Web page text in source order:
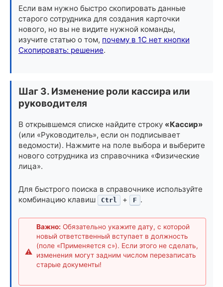
Если вам нужно быстро скопировать данные
старого сотрудника для создания карточки
нового, но вы не видите нужной команды,
изучите статью о том, почему в 1С нет кнопки
Скопировать: решение.
Шаг 3. Изменение роли кассира или
руководителя
В открывшемся списке найдите строку «Кассир»
(или «Руководитель», если он подписывает
ведомости). Нажмите на поле выбора и выберите
нового сотрудника из справочника «Физические
лица».
Для быстрого поиска в справочнике используйте
комбинацию клавиш
Ctrl + F .
Важно: Обязательно укажите дату, с которой
новый ответственный вступает в должность
(поле «Применяется с»). Если этого не сделать,
изменения могут задним числом перезаписать
старые документы!